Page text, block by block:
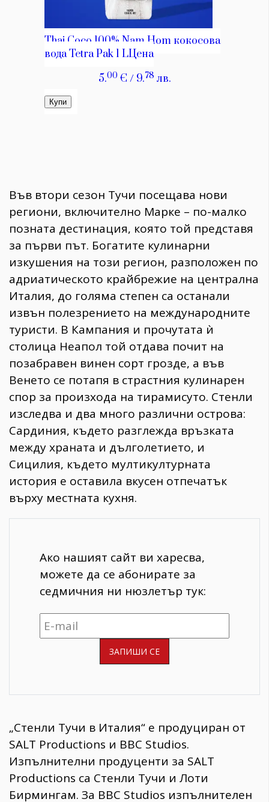
Във втори сезон Тучи посещава нови
региони, включително Марке – по-малко
позната дестинация, която той представя
за първи път. Богатите кулинарни
изкушения на този регион, разположен по
адриатическото крайбрежие на централна
Италия, до голяма степен са останали
извън полезрението на международните
туристи. В Кампания и прочутата ѝ
столица Неапол той отдава почит на
позабравен винен сорт грозде, а във
Венето се потапя в страстния кулинарен
спор за произхода на тирамисуто. Стенли
изследва и два много различни острова:
Сардиния, където разглежда връзката
между храната и дълголетието, и
Сицилия, където мултикултурната
история е оставила вкусен отпечатък
върху местната кухня.
Ако нашият сайт ви харесва,
можете да се абонирате за
седмичния ни нюзлетър тук:
„Стенли Тучи в Италия“ е продуциран от
SALT Productions и BBC Studios.
Изпълнителни продуценти за SALT
Productions са Стенли Тучи и Лоти
Бирмингам. За BBC Studios изпълнителен